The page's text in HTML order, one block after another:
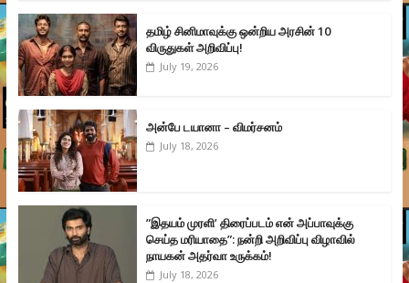
தமிழ் சினிமாவுக்கு ஒன்றிய அரசின் 10
விருதுகள் அறிவிப்பு!
July 19, 2026
அன்பே டயானா – விமர்சனம்
July 18, 2026
”இதயம் முரளி’ திரைப்படம் என் அப்பாவுக்கு
செய்த மரியாதை”: நன்றி அறிவிப்பு விழாவில்
நாயகன் அதர்வா உருக்கம்!
July 18, 2026